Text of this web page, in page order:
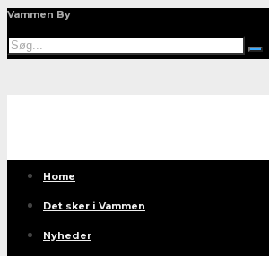
Vammen By
Home
Det sker i Vammen
Nyheder